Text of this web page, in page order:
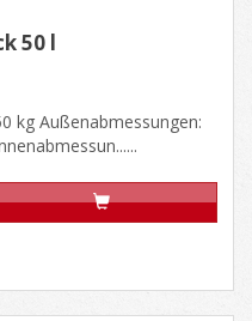
50 l
kg Außenabmessungen: